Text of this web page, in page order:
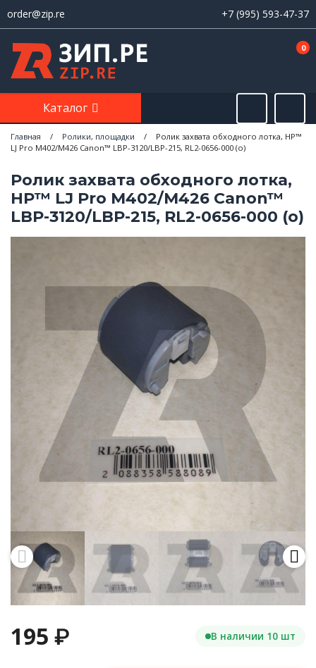
order@zip.re +7 (995) 593-47-37
0
Каталог
Главная / Ролики, площадки /
Ролик захвата обходного лотка, HP™
LJ Pro M402/M426 Canon™ LBP-3120/LBP-215, RL2-0656-000 (о)
Ролик захвата обходного лотка,
HP™ LJ Pro M402/M426 Canon™
LBP-3120/LBP-215, RL2-0656-000 (о)
195 ₽ В наличии 10 шт